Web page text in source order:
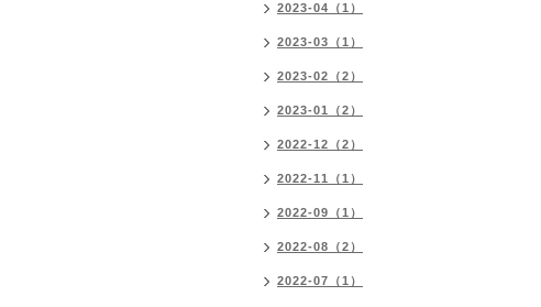
2023-04（1）
2023-03（1）
2023-02（2）
2023-01（2）
2022-12（2）
2022-11（1）
2022-09（1）
2022-08（2）
2022-07（1）